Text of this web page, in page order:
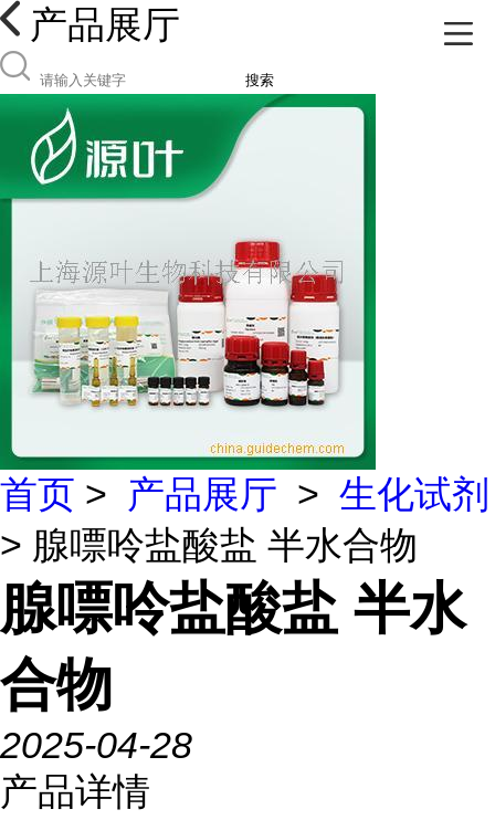
产品展厅
搜索
首页 > 产品展厅 > 生化试剂
> 腺嘌呤盐酸盐 半水合物
腺嘌呤盐酸盐 半水
合物
2025-04-28
产品详情